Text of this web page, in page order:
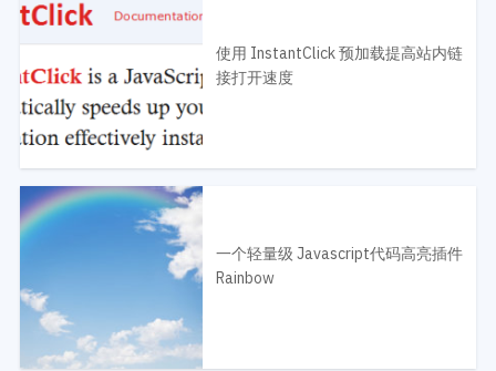
使用 InstantClick 预加载提高站内链
接打开速度
一个轻量级 Javascript代码高亮插件
Rainbow